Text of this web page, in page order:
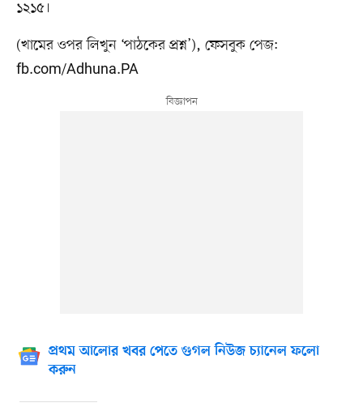
১২১৫।
(খামের ওপর লিখুন ‘পাঠকের প্রশ্ন’), ফেসবুক পেজ:
fb.com/Adhuna.PA
প্রথম আলোর খবর পেতে গুগল নিউজ চ্যানেল ফলো
করুন